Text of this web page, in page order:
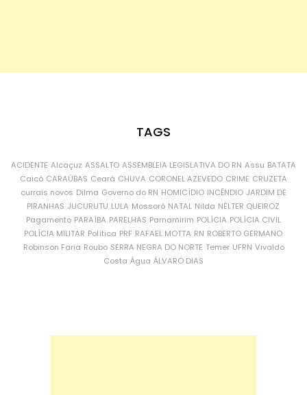
TAGS
ACIDENTE Alcaçuz ASSALTO ASSEMBLEIA LEGISLATIVA DO RN Assu BATATA
Caicó CARAÚBAS Ceará CHUVA CORONEL AZEVEDO CRIME CRUZETA
currais novos Dilma Governo do RN HOMICÍDIO INCÊNDIO JARDIM DE
PIRANHAS JUCURUTU LULA Mossoró NATAL Nilda NÉLTER QUEIROZ
Pagamento PARAÍBA PARELHAS Parnamirim POLÍCIA POLÍCIA CIVIL
POLÍCIA MILITAR Política PRF RAFAEL MOTTA RN ROBERTO GERMANO
Robinson Faria Roubo SERRA NEGRA DO NORTE Temer UFRN Vivaldo
Costa Água ÁLVARO DIAS